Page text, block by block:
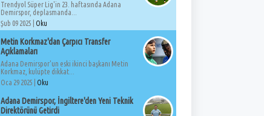
Trendyol Süper Lig'in 23. haftasında Adana
Demirspor, deplasmanda...
Şub 09 2025 |
Oku
Metin Korkmaz'dan Çarpıcı Transfer
Açıklamaları
Adana Demirspor'un eski ikinci başkanı Metin
Korkmaz, kulüpte dikkat...
Oca 29 2025 |
Oku
Adana Demirspor, İngiltere'den Yeni Teknik
Direktörünü Getirdi